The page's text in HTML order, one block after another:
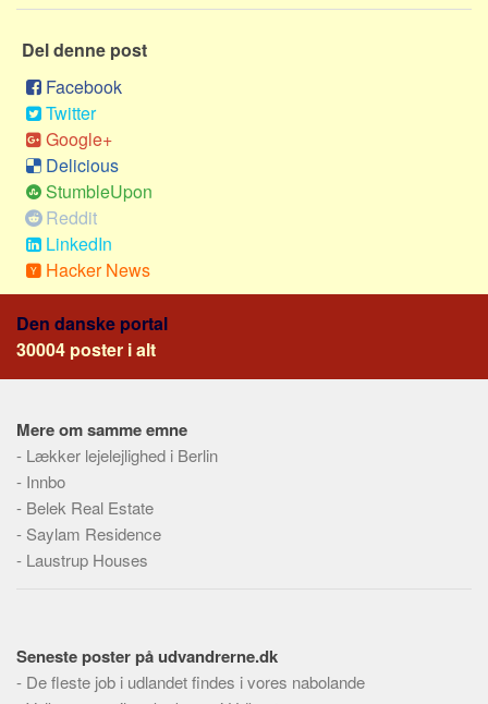
Social sikring og sundhed
Transport
Alle
Aspekter
Køb og salg
Økonomi
Jura og regler
Statistik
Praktisk
Meta
Dokumenttyper
Emner
Skribenter
Kilder
Om
Del denne post
Facebook
Twitter
Google+
Delicious
StumbleUpon
Reddit
LinkedIn
Hacker News
Den danske portal
30004 poster i alt
Mere om samme emne
- Lækker lejelejlighed i Berlin
- Innbo
- Belek Real Estate
- Saylam Residence
- Laustrup Houses
Seneste poster på udvandrerne.dk
- De fleste job i udlandet findes i vores nabolande